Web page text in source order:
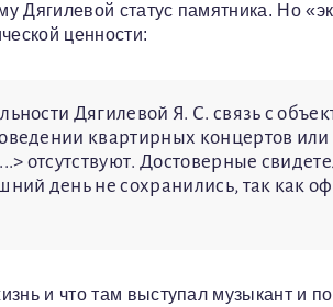
Дягилевой статус памятника. Но
ценности:
Дягилевой Я. С. связь с
квартирных концертов
отсутствуют. Достоверные
день не сохранились, так как
и что там выступал музыкант и